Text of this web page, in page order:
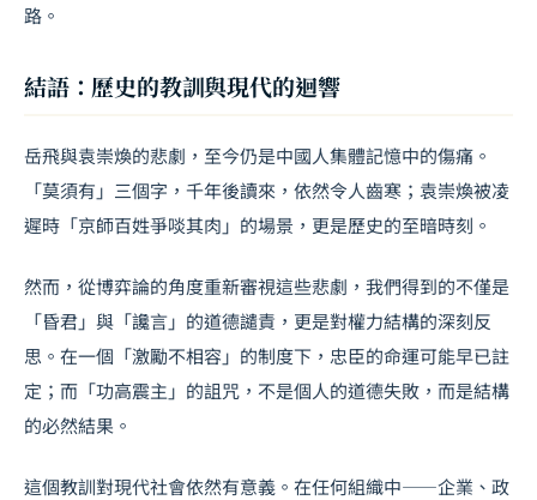
路。
結語：歷史的教訓與現代的迴響
岳飛與袁崇煥的悲劇，至今仍是中國人集體記憶中的傷痛。
「莫須有」三個字，千年後讀來，依然令人齒寒；袁崇煥被凌
遲時「京師百姓爭啖其肉」的場景，更是歷史的至暗時刻。
然而，從博弈論的角度重新審視這些悲劇，我們得到的不僅是
「昏君」與「讒言」的道德譴責，更是對權力結構的深刻反
思。在一個「激勵不相容」的制度下，忠臣的命運可能早已註
定；而「功高震主」的詛咒，不是個人的道德失敗，而是結構
的必然結果。
這個教訓對現代社會依然有意義。在任何組織中——企業、政